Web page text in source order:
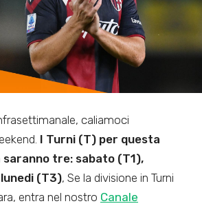
caliamoci
I Turni (T) per questa
tre: sabato (T1),
(T3), Se la divisione in Turni
entra nel nostro Canale